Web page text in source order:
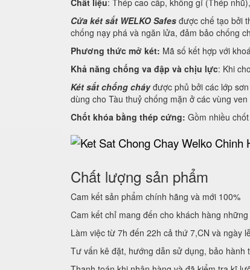
Chất liệu: Thép cao cấp, không gỉ (Thép
Cửa két sắt WELKO Safes được chế tạo bởi
chống nạy phá và ngăn lửa, đảm bảo chống
Phương thức mở két: Mã số kết hợp với
Khả năng chống va đập và chịu lực: Khi
Két sắt chống cháyđược phủ bởi các lớp
dùng cho Tàu thuỷ chống mặn ở các vùng
Chốt khóa bằng thép cứng: Gồm nhiều
Chất lượng sản phẩm
Cam kết sản phẩm chính hãng và mới 100%
Cam kết chỉ mang đến cho khách hàng
Làm việc từ 7h đến 22h cả thứ 7,CN và ngày
Tư vấn kê đặt, hướng dẫn sử dụng, bảo hành